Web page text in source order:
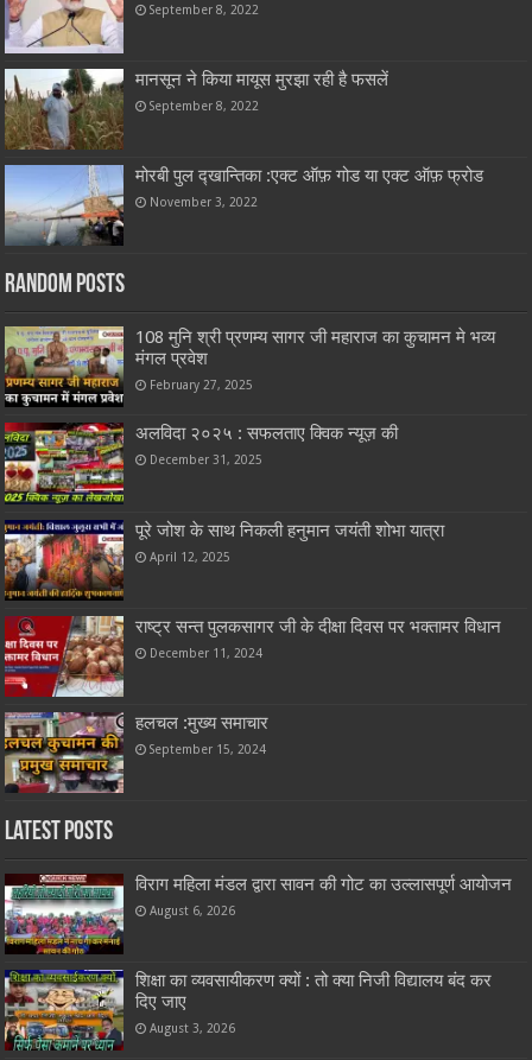
September 8, 2022
मानसून ने किया मायूस मुरझा रही है फसलें
September 8, 2022
मोरबी पुल द्खान्तिका :एक्ट ऑफ़ गोड या एक्ट ऑफ़ फ्रोड
November 3, 2022
Random Posts
108 मुनि श्री प्रणम्य सागर जी महाराज का कुचामन मे भव्य
मंगल प्रवेश
February 27, 2025
अलविदा २०२५ : सफलताए क्विक न्यूज़ की
December 31, 2025
पूरे जोश के साथ निकली हनुमान जयंती शोभा यात्रा
April 12, 2025
राष्ट्र सन्त पुलकसागर जी के दीक्षा दिवस पर भक्तामर विधान
December 11, 2024
हलचल :मुख्य समाचार
September 15, 2024
Latest Posts
विराग महिला मंडल द्वारा सावन की गोट का उल्लासपूर्ण आयोजन
August 6, 2026
शिक्षा का व्यवसायीकरण क्यों : तो क्या निजी विद्यालय बंद कर
दिए जाए
August 3, 2026